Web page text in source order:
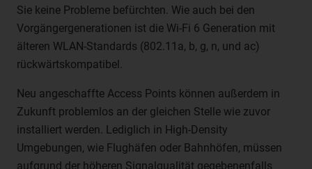
Sie keine Probleme befürchten. Wie auch bei den
Vorgängergenerationen ist die Wi-Fi 6 Generation mit
älteren WLAN-Standards (802.11a, b, g, n, und ac)
rückwärtskompatibel.
Neu angeschaffte Access Points können außerdem in
Zukunft problemlos an der gleichen Stelle wie zuvor
installiert werden. Lediglich in High-Density
Umgebungen, wie Flughäfen oder Bahnhöfen, müssen
aufgrund der höheren Signalqualität gegebenenfalls
werden und technischen und organisatorischen
Maßnahmen unterliegen, die gewährleisten, dass die
personenbezogenen Daten nicht einer identifizierten oder
identifizierbaren natürlichen Person zugewiesen werden.
g) Verantwortlicher oder für die
Verarbeitung Verantwortlicher
Verantwortlicher oder für die Verarbeitung
Verantwortlicher ist die natürliche oder juristische Person,
Behörde, Einrichtung oder andere Stelle, die allein oder
gemeinsam mit anderen über die Zwecke und Mittel der